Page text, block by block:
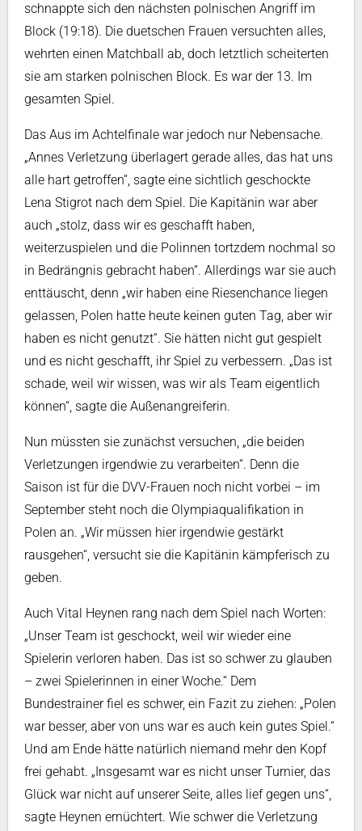
schnappte sich den nächsten polnischen Angriff im
Block (19:18). Die duetschen Frauen versuchten alles,
wehrten einen Matchball ab, doch letztlich scheiterten
sie am starken polnischen Block. Es war der 13. Im
gesamten Spiel.
Das Aus im Achtelfinale war jedoch nur Nebensache.
„Annes Verletzung überlagert gerade alles, das hat uns
alle hart getroffen“, sagte eine sichtlich geschockte
Lena Stigrot nach dem Spiel. Die Kapitänin war aber
auch „stolz, dass wir es geschafft haben,
weiterzuspielen und die Polinnen tortzdem nochmal so
in Bedrängnis gebracht haben“. Allerdings war sie auch
enttäuscht, denn „wir haben eine Riesenchance liegen
gelassen, Polen hatte heute keinen guten Tag, aber wir
haben es nicht genutzt“. Sie hätten nicht gut gespielt
und es nicht geschafft, ihr Spiel zu verbessern. „Das ist
schade, weil wir wissen, was wir als Team eigentlich
können“, sagte die Außenangreiferin.
Nun müssten sie zunächst versuchen, „die beiden
Verletzungen irgendwie zu verarbeiten“. Denn die
Saison ist für die DVV-Frauen noch nicht vorbei – im
September steht noch die Olympiaqualifikation in
Polen an. „Wir müssen hier irgendwie gestärkt
rausgehen“, versucht sie die Kapitänin kämpferisch zu
geben.
Auch Vital Heynen rang nach dem Spiel nach Worten:
„Unser Team ist geschockt, weil wir wieder eine
Spielerin verloren haben. Das ist so schwer zu glauben
– zwei Spielerinnen in einer Woche.“ Dem
Bundestrainer fiel es schwer, ein Fazit zu ziehen: „Polen
war besser, aber von uns war es auch kein gutes Spiel.“
Und am Ende hätte natürlich niemand mehr den Kopf
frei gehabt. „Insgesamt war es nicht unser Turnier, das
Glück war nicht auf unserer Seite, alles lief gegen uns“,
sagte Heynen ernüchtert. Wie schwer die Verletzung